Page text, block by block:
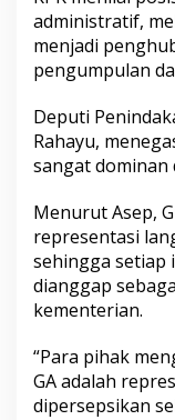
administratif,
menjadi
pengumpulan
Deputi
Rahayu,
sangat dominan
Menurut Asep,
representasi
sehingga setiap
dianggap
kementerian.
“Para pihak
GA adalah
dipersepsikan